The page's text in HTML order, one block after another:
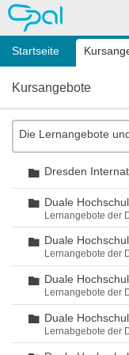
OPAL
Startseite
Kursangebote
Die Lernangebote
Ordner
Dresden
Ordner
Duale
Lernangebote der
Ordner
Duale
Lernangebote der
Ordner
Duale
Lernangebote der
Ordner
Duale
Lernabgebote der